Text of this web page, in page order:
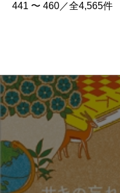
441 〜 460／全4,565件